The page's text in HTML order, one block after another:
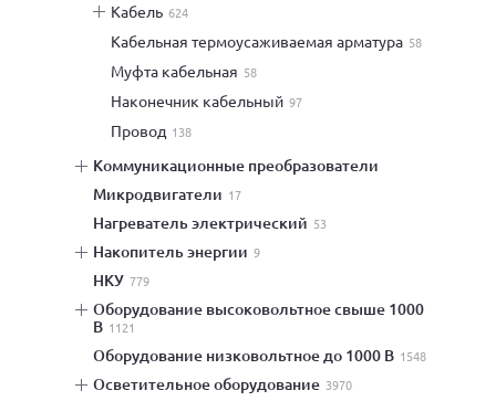
кабель 624
кабельная термоусаживаемая арматура 58
муфта кабельная 58
наконечник кабельный 97
провод 138
коммуникационные преобразователи
микродвигатели 17
нагреватель электрический 53
накопитель энергии 9
НКУ 779
оборудование высоковольтное свыше 1000
В 1121
оборудование низковольтное до 1000 В 1548
осветительное оборудование 3970